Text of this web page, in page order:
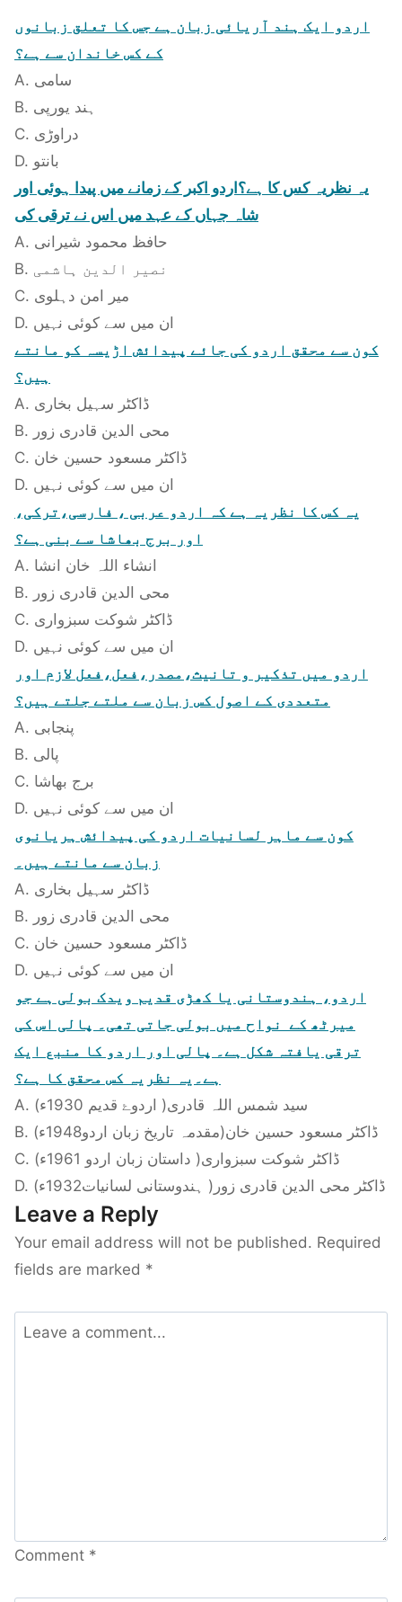
اردو ایک ہند آریائی زبان ہے جس کا تعلق زبانوں
کے کس خاندان سے ہے؟
A. سامی
B. ہند یورپی
C. دراوڑی
D. بانتو
یہ نظریہ کس کا ہے؟اردو اکبر کے زمانے میں پیدا ہوئی اور
شاہ جہاں کے عہد میں اس نے ترقی کی
A. حافظ محمود شیرانی
B. نصیر الدین ہاشمی
C. میر امن دہلوی
D. ان میں سے کوئی نہیں
کون سے محقق اردو کی جائے پیدائش اڑیسہ کو مانتے
ہیں؟
A. ڈاکٹر سہیل بخاری
B. محی الدین قادری زور
C. ڈاکٹر مسعود حسین خان
D. ان میں سے کوئی نہیں
یہ کس کا نظریہ ہے کہ اردو عربی ، فارسی،ترکی،
اور برج بھاشا سے بنی ہے؟
A. انشاء اللہ خان انشا
B. محی الدین قادری زور
C. ڈاکٹر شوکت سبزواری
D. ان میں سے کوئی نہیں
اردو میں تذکیر و تانیث،مصدر،فعل،فعل لازم اور
متعددی کے اصول کس زبان سے ملتے جلتے ہیں؟
A. پنجابی
B. پالی
C. برج بھاشا
D. ان میں سے کوئی نہیں
کون سے ماہر لسانیات اردو کی پیدائش ہریانوی
زبان سے مانتے ہیں۔
A. ڈاکٹر سہیل بخاری
B. محی الدین قادری زور
C. ڈاکٹر مسعود حسین خان
D. ان میں سے کوئی نہیں
اردو، ہندوستانی یا کھڑی قدیم ویدک بولی ہے جو
میرٹھ کے نواح میں بولی جاتی تھی۔ پالی اس کی
ترقی یافتہ شکل ہے۔ پالی اور اردو کا منبع ایک
ہے۔یہ نظریہ کس محقق کا ہے؟
A. سید شمس اللہ قادری( اردوۓ قدیم 1930ء)
B. ڈاکٹر مسعود حسین خان(مقدمہ تاریخ زبان اردو1948ء)
C. ڈاکٹر شوکت سبزواری( داستان زبان اردو 1961ء)
D. ڈاکٹر محی الدین قادری زور( ہندوستانی لسانیات1932ء)
Leave a Reply
Your email address will not be published. Required
fields are marked *
Comment *